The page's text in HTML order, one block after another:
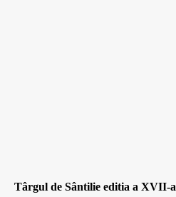
Târgul de Sântilie editia a XVII-a